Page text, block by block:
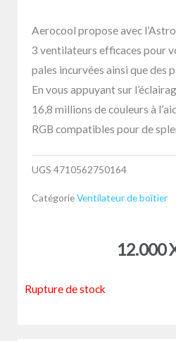
Aerocool propose avec
3 ventilateurs efficaces pour
pales incurvées ainsi que des
En vous appuyant sur
16,8 millions de couleurs à
RGB compatibles pour de
UGS 4710562750164
CatégorieVentilateur de boîtier
12.000
Rupture de stock